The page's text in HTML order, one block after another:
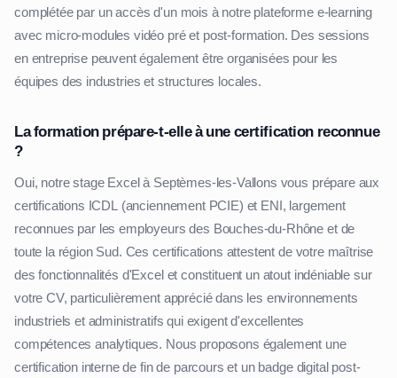
complétée par un accès d'un mois à notre plateforme e-learning
avec micro-modules vidéo pré et post-formation. Des sessions
en entreprise peuvent également être organisées pour les
équipes des industries et structures locales.
La formation prépare-t-elle à une certification reconnue
?
Oui, notre stage Excel à Septèmes-les-Vallons vous prépare aux
certifications ICDL (anciennement PCIE) et ENI, largement
reconnues par les employeurs des Bouches-du-Rhône et de
toute la région Sud. Ces certifications attestent de votre maîtrise
des fonctionnalités d'Excel et constituent un atout indéniable sur
votre CV, particulièrement apprécié dans les environnements
industriels et administratifs qui exigent d'excellentes
compétences analytiques. Nous proposons également une
certification interne de fin de parcours et un badge digital post-